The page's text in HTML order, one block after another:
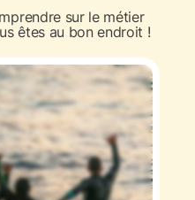
sur le métier
êtes au bon endroit !